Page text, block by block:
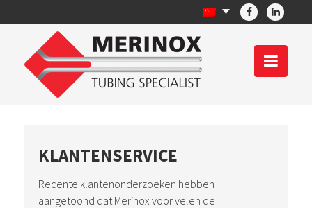
KLANTENSERVICE
Recente klantenonderzoeken hebben
aangetoond dat Merinox voor velen de